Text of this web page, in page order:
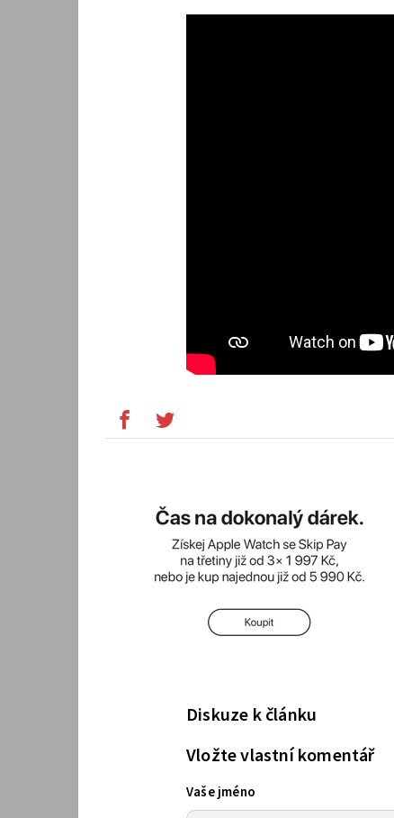
Diskuze k článku
Vložte vlastní komentář
Vaše jméno